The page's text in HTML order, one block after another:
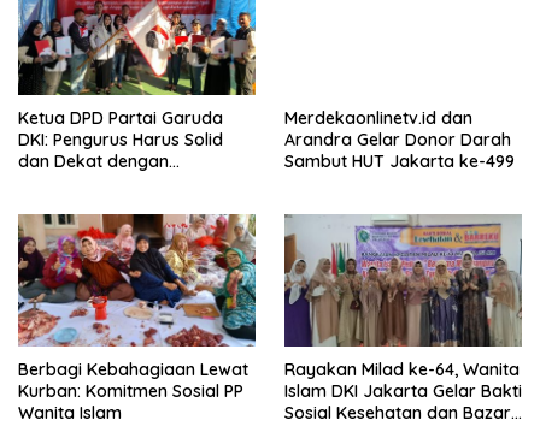
Ketua DPD Partai Garuda
DKI: Pengurus Harus Solid
dan Dekat dengan
Merdekaonlinetv.id dan
Arandra Gelar Donor Darah
Sambut HUT Jakarta ke-499
Berbagi Kebahagiaan Lewat
Kurban: Komitmen Sosial PP
Wanita Islam
Rayakan Milad ke-64, Wanita
Islam DKI Jakarta Gelar Bakti
Sosial Kesehatan dan Bazar